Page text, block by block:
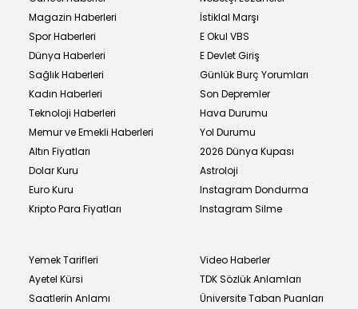
Magazin Haberleri
Spor Haberleri
Dünya Haberleri
Sağlık Haberleri
Kadın Haberleri
Teknoloji Haberleri
Memur ve Emekli Haberleri
Altın Fiyatları
Dolar Kuru
Euro Kuru
Kripto Para Fiyatları
İstiklal Marşı
E Okul VBS
E Devlet Giriş
Günlük Burç Yorumları
Son Depremler
Hava Durumu
Yol Durumu
2026 Dünya Kupası
Astroloji
Instagram Dondurma
Instagram Silme
Yemek Tarifleri
Ayetel Kürsi
Saatlerin Anlamı
Video Haberler
TDK Sözlük Anlamları
Üniversite Taban Puanları